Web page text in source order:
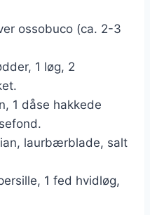
ossobuco (ca. 2-3
1 løg, 2
1 dåse hakkede
laurbærblade, salt
1 fed hvidløg,